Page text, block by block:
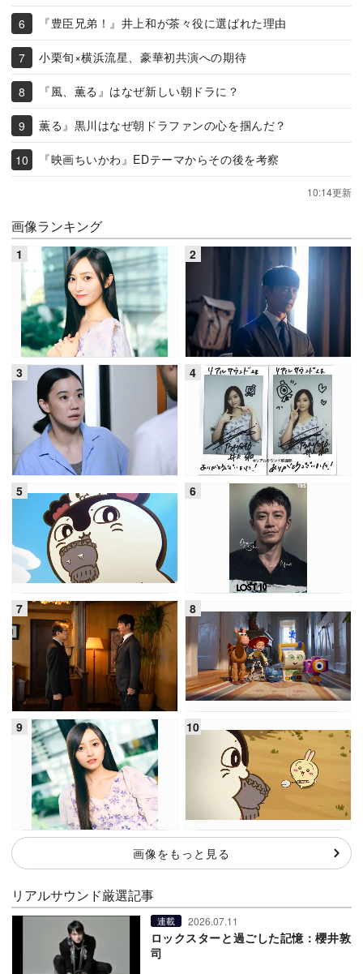
『豊臣兄弟！』井上和が茶々役に選ばれた理由
小栗旬×横浜流星、豪華初共演への期待
『風、薫る』はなぜ新しい朝ドラに？
薫る』黒川はなぜ朝ドラファンの心を掴んだ？
『映画ちいかわ』EDテーマからその後を考察
10:14更新
画像ランキング
画像をもっと見る
リアルサウンド厳選記事
連載 2026.07.11
ロックスターと過ごした記憶：櫻井敦
司